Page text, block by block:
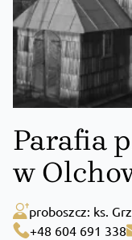
Parafia
w
proboszcz: ks.
+48 604 691 338